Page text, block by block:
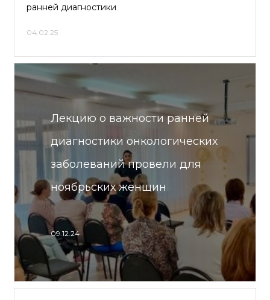
ранней диагностики
04.02.25
Лекцию о важности ранней
диагностики онкологических
заболеваний провели для
ноябрьских женщин
09.12.24